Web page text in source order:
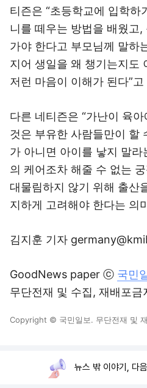
티즌은 “초등학교에 입학하
니를 떼우는 방법을 배웠고
가야 한다고 부모님께 말하
지어 생일을 왜 챙기는지도
저런 마음이 이해가 된다”고
다른 네티즌은 “가난이 육
것은 부유한 사람들만이 할
가 아니면 아이를 낳지 말
의 케어조차 해줄 수 없는
대물림하지 않기 위해 출산
지하게 고려해야 한다는 의
김지훈 기자
GoodNews paper ⓒ 국민
무단전재 및 수집, 재배포금
Copyright © 국민일보. 무단전재 및
뉴스 밖 이야기, 다